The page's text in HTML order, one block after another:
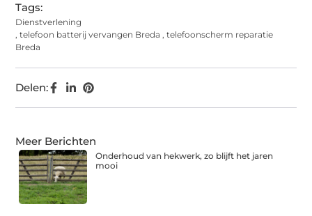
Tags:
Dienstverlening
,telefoon batterij vervangen Breda ,telefoonscherm reparatie
Breda
Delen:
Meer Berichten
Onderhoud van hekwerk, zo blijft het jaren
mooi